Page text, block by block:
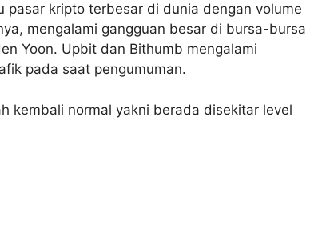
pasar kripto terbesar di dunia dengan volume
mengalami gangguan besar di bursa-bursa
Yoon. Upbit dan Bithumb mengalami
pada saat pengumuman.
kembali normal yakni berada disekitar level